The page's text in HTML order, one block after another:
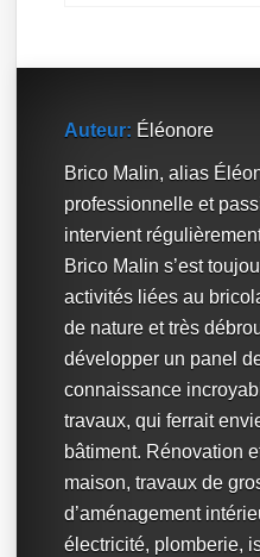
Auteur: Éléonore
Brico Malin, alias
professionnelle et
intervient
Brico Malin s’est
activités liées au
de nature et très
développer un panel
connaissance
travaux, qui ferrait
bâtiment. Rénovation
maison, travaux de
d’aménagement
électricité, plomberie,